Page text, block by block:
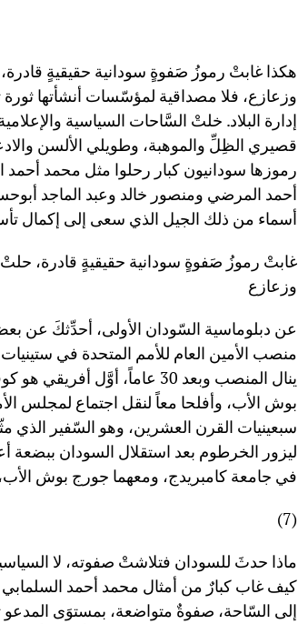
هكذا غابتْ رموزُ صَفوةٍ سودانية حقيقيةٍ
وزعازع، فلا مصداقية لمؤسّسات أنشأتها
إدارة البلاد. خلتْ السَّاحات السياسية
قصيري الظِلِّ والموهبة، وطويلي الألسن
رموزها سودانيون كبار رحلوا مثل محمد
أحمد المرضي ومنصور خالد وعبد الماجد
أسماء من ذلك الجيل الذي سعى إلى إكمال
غابتْ رموزُ صَفوةٍ سودانية حقيقيةٍ قادرة،
وزعازع
عن دبلوماسية السّودان الأولى، أحدِّثكَ عن
منصب الأمين العام للأمم المتحدة في
ينال المنصب وبعد 30 عاماً،
بوش الأب، وأفلحا معاً لنقل اجتماع لمجلس
سبعينيات القرن العشرين، وهو السّفير الذي
ليزور الخرطوم بعد استقلال السودان ببضعة
في جامعة كامبريدج، ومعهما جورج بوش
(7)
ماذا حدثَ للسودان فتلاشتْ صفوته، لا
كيف غاب كبارٌ من أمثال محمد أحمد
إلى السّاحة، صفوةٌ متواضعة، بمستوَى